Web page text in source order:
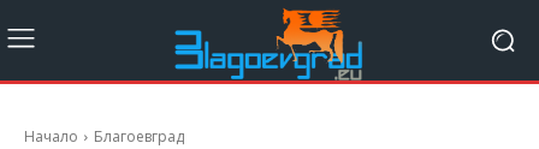
Начало Благоевград